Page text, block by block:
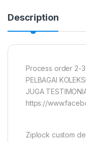
Description
Process order 2-
PELBAGAI
JUGA
https://
Ziplock custom